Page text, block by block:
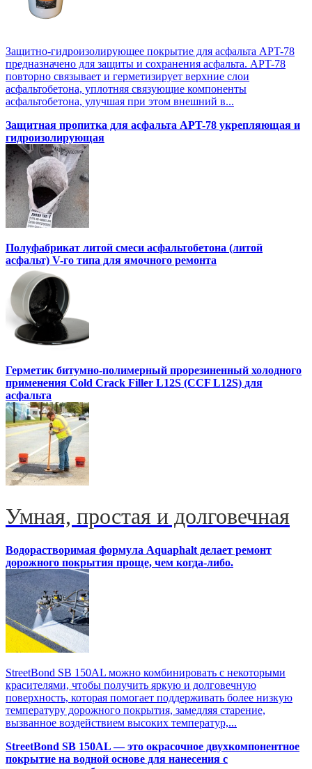
Защитно-гидроизолирующее покрытие для асфальта APT-78
предназначено для защиты и сохранения асфальта. APT-78
повторно связывает и герметизирует верхние слои
асфальтобетона, уплотняя связующие компоненты
асфальтобетона, улучшая при этом внешний в...
Защитная пропитка для асфальта APT-78 укрепляющая и
гидроизолирующая
Полуфабрикат литой смеси асфальтобетона (литой
асфальт) V-го типа для ямочного ремонта
Герметик битумно-полимерный прорезиненный холодного
применения Cold Crack Filler L12S (ССF L12S) для
асфальта
Умная, простая и долговечная
Водорастворимая формула Aquaphalt делает ремонт
дорожного покрытия проще, чем когда-либо.
StreetBond SB 150AL можно комбинировать с некоторыми
красителями, чтобы получить яркую и долговечную
поверхность, которая помогает поддерживать более низкую
температуру дорожного покрытия, замедляя старение,
вызванное воздействием высоких температур,...
StreetBond SB 150AL — это окрасочное двухкомпонентное
покрытие на водной основе для нанесения с